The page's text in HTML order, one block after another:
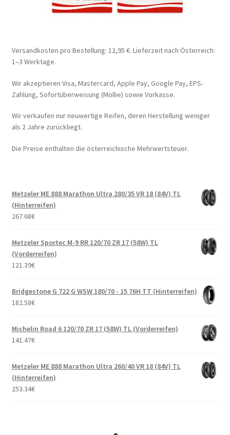
Versandkosten pro Bestellung: 12,95 €. Lieferzeit nach Österreich:
1–3 Werktage.
Wir akzeptieren Visa, Mastercard, Apple Pay, Google Pay, EPS-
Zahlung, Sofortüberweisung (Mollie) sowie Vorkasse.
Wir verkaufen nur neuwertige Reifen, deren Herstellung weniger
als 2 Jahre zurückliegt.
Die Preise enthalten die österreichische Mehrwertsteuer.
Metzeler ME 888 Marathon Ultra 280/35 VR 18 (84V) TL
(Hinterreifen)
267.68€
Metzeler Sportec M-9 RR 120/70 ZR 17 (58W) TL
(Vorderreifen)
121.39€
Bridgestone G 722 G WSW 180/70 - 15 76H TT (Hinterreifen)
182.58€
Michelin Road 6 120/70 ZR 17 (58W) TL (Vorderreifen)
141.47€
Metzeler ME 888 Marathon Ultra 260/40 VR 18 (84V) TL
(Hinterreifen)
253.34€